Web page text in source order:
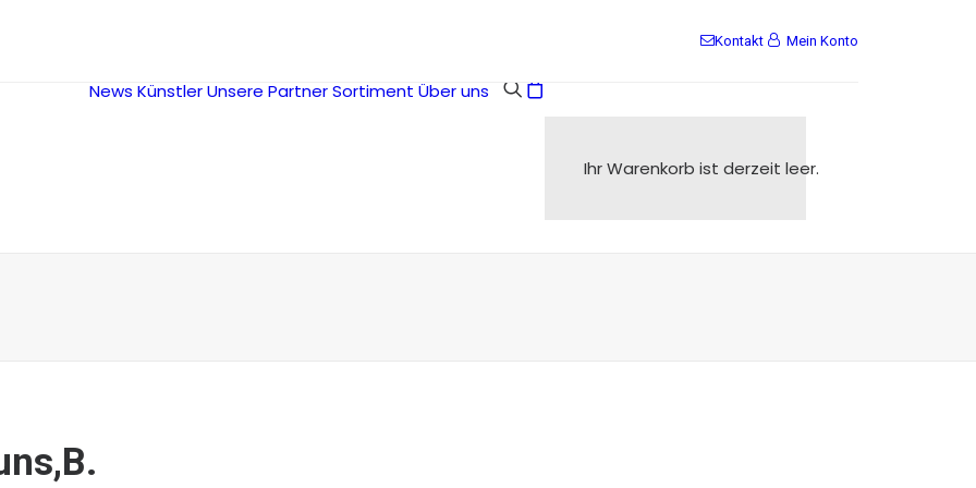
Kontakt Mein Konto
News KünstlerUnsere PartnerSortiment Über uns
Ihr Warenkorb ist derzeit leer.